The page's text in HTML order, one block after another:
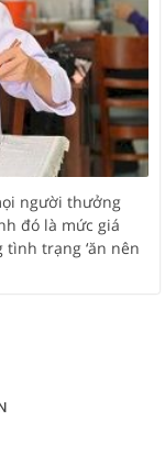
người thưởng
đó là mức giá
tình trạng ‘ăn nên